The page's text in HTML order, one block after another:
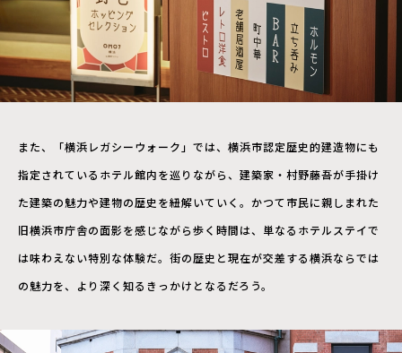
また、「横浜レガシーウォーク」では、横浜市認定歴史的建造物にも
指定されているホテル館内を巡りながら、建築家・村野藤吾が手掛け
た建築の魅力や建物の歴史を紐解いていく。かつて市民に親しまれた
旧横浜市庁舎の面影を感じながら歩く時間は、単なるホテルステイで
は味わえない特別な体験だ。街の歴史と現在が交差する横浜ならでは
の魅力を、より深く知るきっかけとなるだろう。